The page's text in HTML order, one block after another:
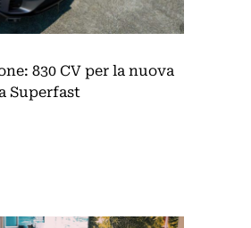
830 CV per la nuova
Superfast